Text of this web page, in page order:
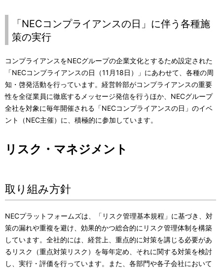
「NECコンプライアンスの日」に伴う各種施
策の実行
コンプライアンスをNECグループの企業文化とするため設定された
「NECコンプライアンスの日（11月18日）」にあわせて、各種の周
知・啓発活動を行っています。経営幹部がコンプライアンスの重要
性を全従業員に徹底するメッセージ発信を行うほか、NECグループ
全社を対象に毎年開催される「NECコンプライアンスの日」のイベ
ント（NEC主催）に、積極的に参加しています。
リスク・マネジメント
取り組み方針
NECプラットフォームズは、「リスク管理基本規程」に基づき、対
策の漏れや重複を避け、効果的かつ総合的にリスク管理体制を構築
しています。全社的には、経営上、重点的に対策を講じる必要があ
るリスク（重点対策リスク）を毎年定め、それに関する対策を検討
し、実行・評価を行っています。また、各部門や各子会社において